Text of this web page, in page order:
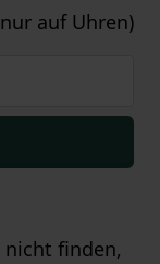
auf Uhren)
finden,